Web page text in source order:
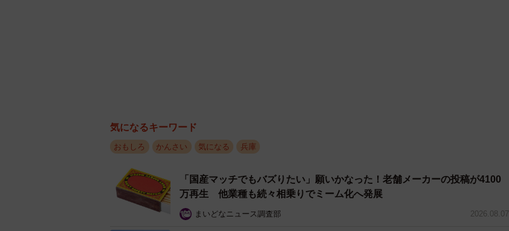
「何気なく撮影した写真、そして何気なくツイートしたものがここまで大きな反響になった
るのかわからないものですね（笑）」
気になるキーワード
おもしろ かんさい 気になる 兵庫
「国産マッチでもバズりたい」願いかなった！老舗メーカーの投稿が4100
万再生 他業種も続々相乗りでミーム化へ発展
まいどなニュース調査部 2026.08.07